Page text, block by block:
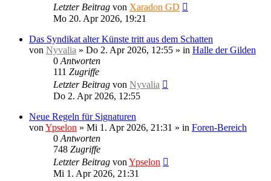
Letzter Beitrag von Xaradon GD
Mo 20. Apr 2026, 19:21
Das Syndikat alter Künste tritt aus dem Schatten
von Nyvalia » Do 2. Apr 2026, 12:55 » in Halle der Gilden
0 Antworten
111 Zugriffe
Letzter Beitrag von Nyvalia
Do 2. Apr 2026, 12:55
Neue Regeln für Signaturen
von Ypselon » Mi 1. Apr 2026, 21:31 » in Foren-Bereich
0 Antworten
748 Zugriffe
Letzter Beitrag von Ypselon
Mi 1. Apr 2026, 21:31